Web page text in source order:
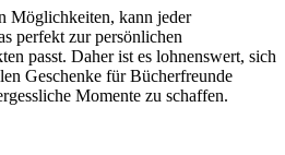
Möglichkeiten, kann jeder
perfekt zur persönlichen
passt. Daher ist es lohnenswert, sich
Geschenke für Bücherfreunde
Momente zu schaffen.